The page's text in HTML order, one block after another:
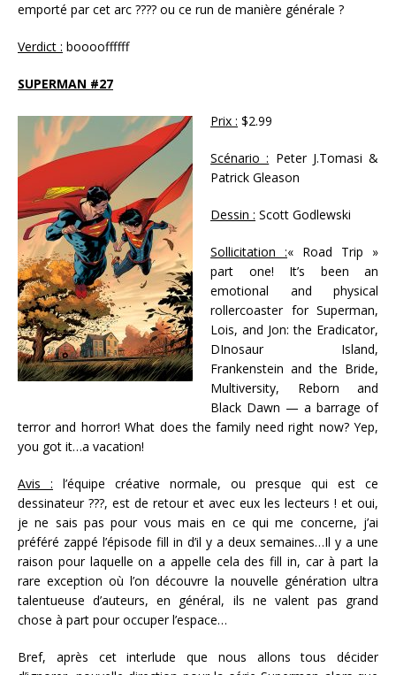
emporté par cet arc ???? ou ce run de manière générale ?
Verdict : booooffffff
SUPERMAN #27
Prix : $2.99
Scénario : Peter J.Tomasi &
Patrick Gleason
Dessin : Scott Godlewski
Sollicitation :« Road Trip »
part one! It’s been an
emotional and physical
rollercoaster for Superman,
Lois, and Jon: the Eradicator,
DInosaur Island,
Frankenstein and the Bride,
Multiversity, Reborn and
Black Dawn — a barrage of
terror and horror! What does the family need right now? Yep,
you got it…a vacation!
Avis : l’équipe créative normale, ou presque qui est ce
dessinateur ???, est de retour et avec eux les lecteurs ! et oui,
je ne sais pas pour vous mais en ce qui me concerne, j’ai
préféré zappé l’épisode fill in d’il y a deux semaines…Il y a une
raison pour laquelle on a appelle cela des fill in, car à part la
rare exception où l’on découvre la nouvelle génération ultra
talentueuse d’auteurs, en général, ils ne valent pas grand
chose à part pour occuper l’espace…
Bref, après cet interlude que nous allons tous décider